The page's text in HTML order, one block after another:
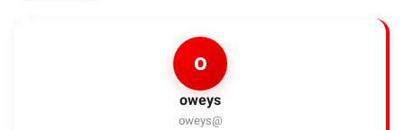
o
oweys
@oweys